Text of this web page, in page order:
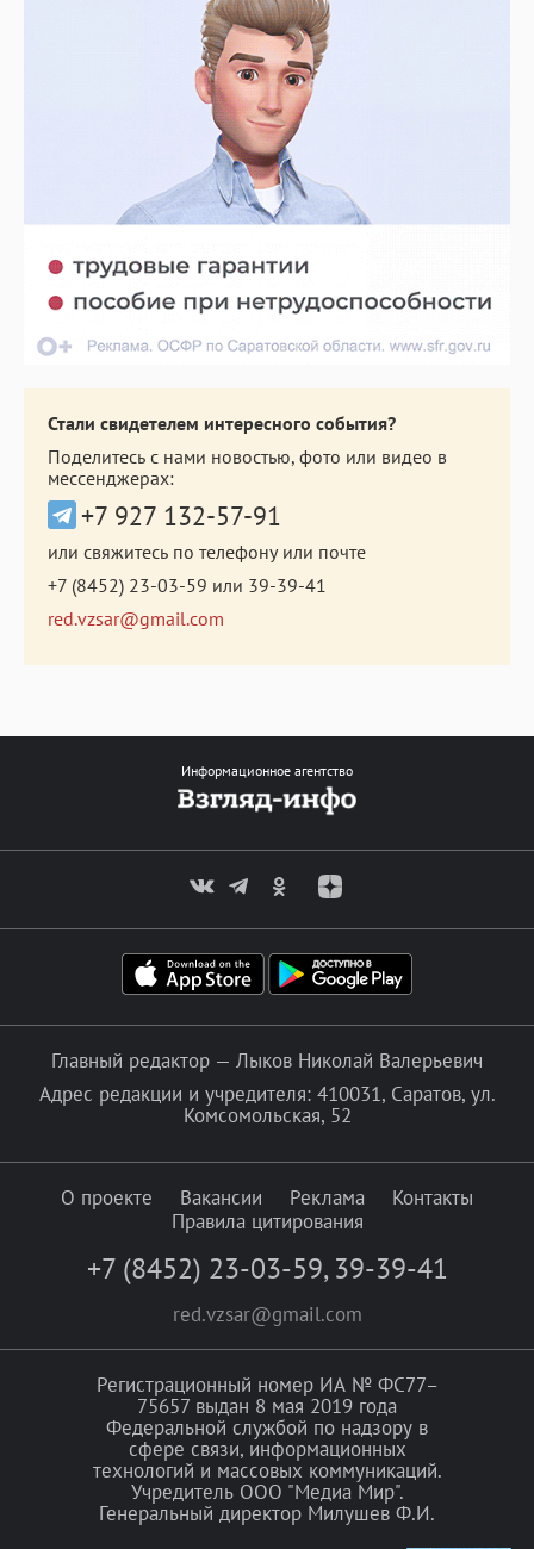
Стали свидетелем интересного события?
Поделитесь с нами новостью, фото или видео в
мессенджерах:
+7 927 132-57-91
или свяжитесь по телефону или почте
+7 (8452) 23-03-59 или 39-39-41
red.vzsar@gmail.com
Информационное агентство
Главный редактор — Лыков Николай Валерьевич
Адрес редакции и учредителя: 410031, Саратов, ул.
Комсомольская, 52
О проекте Вакансии Реклама
Контакты
Правила цитирования
+7 (8452) 23-03-59, 39-39-41
red.vzsar@gmail.com
Регистрационный номер ИА № ФС77–
75657 выдан 8 мая 2019 года
Федеральной службой по надзору в
сфере связи, информационных
технологий и массовых коммуникаций.
Учредитель ООО "Медиа Мир".
Генеральный директор Милушев Ф.И.